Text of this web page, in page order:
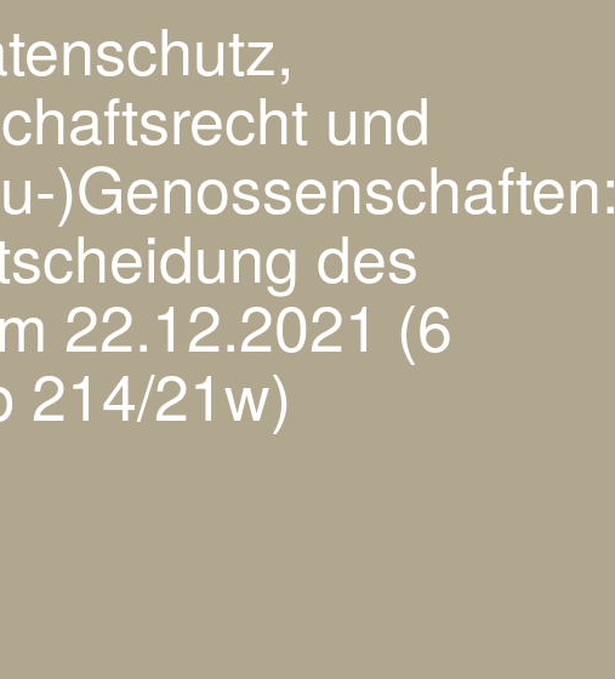
und
)Genossenschaften:
des
22.12.2021 (6
214/21w)